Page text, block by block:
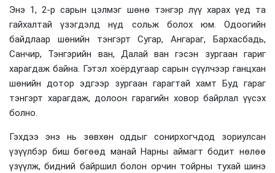
Энэ 1, 2-р сарын цэлмэг шөнө тэнгэр лүү харах үед та
гайхалтай үзэгдэлд нүд сольж болох юм. Одоогийн
байдлаар шөнийн тэнгэрт Сугар, Ангараг, Бархасбадь,
Санчир, Тэнгэрийн ван, Далай ван гэсэн зургаан гариг
харагдаж байна. Гэтэл хоёрдугаар сарын сүүлчээр ганцхан
шөнийн дотор эдгээр зургаан гарагтай хамт Буд гараг
тэнгэрт харагдаж, долоон гарагийн ховор байрлал үүсэх
болно.
Гэхдээ энэ нь зөвхөн оддыг сонирхогчдод зориулсан
үзүүлбэр биш бөгөөд манай Нарны аймагт бодит нөлөө
үзүүлж, бидний байршил болон орчин тойрны тухай шинэ